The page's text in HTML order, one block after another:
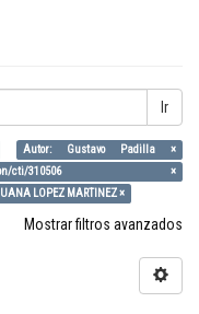
Ir
Autor: Gustavo Padilla ×
cti/310506 ×
LOPEZ MARTINEZ ×
Mostrar filtros avanzados